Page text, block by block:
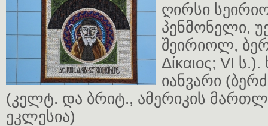
ღირსი
პენმონელი,
შეირიოლ,
Δίκαιος; VI
იანვარი
(კელტ. და ბრიტ., ამერიკის
ეკლესია)